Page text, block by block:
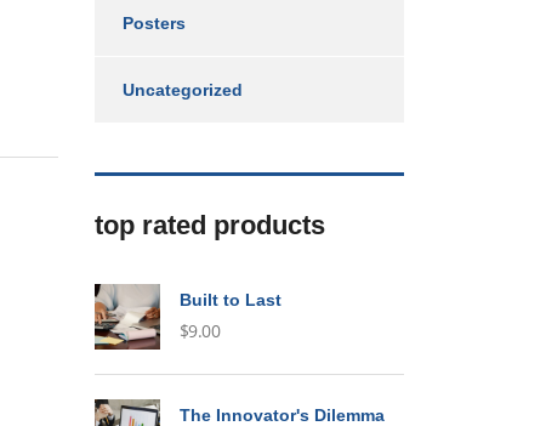
Posters
Uncategorized
top rated products
Built to Last
$9.00
The Innovator's Dilemma